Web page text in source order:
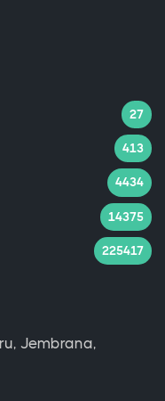
27
413
4434
14375
225417
Jembrana,